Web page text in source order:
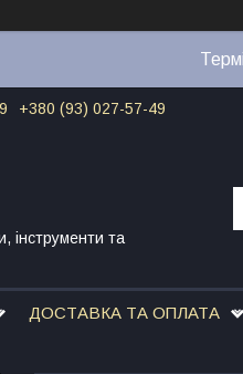
+380 (93) 027-57-49
та
ДОСТАВКА ТА ОПЛАТА